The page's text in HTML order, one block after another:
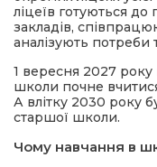
ліцеїв готуються до
закладів,
аналізують потреби
1 вересня 2027 року
школи почне
А влітку 2030 року
старшої школи.
Чому навчання в